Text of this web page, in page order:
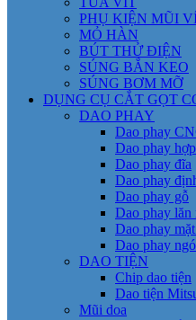
PHỤ KIỆN MŨI
MỎ HÀN
BÚT THỬ ĐIỆN
SÚNG BẮN KEO
SÚNG BƠM MỠ
DỤNG CỤ CẮT GỌT
DAO PHAY
Dao phay
Dao phay
Dao phay đĩa
Dao phay
Dao phay gỗ
Dao phay lăn
Dao phay
Dao phay
DAO TIỆN
Chip dao tiện
Dao tiện
Mũi doa